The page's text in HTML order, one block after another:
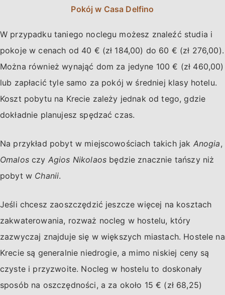
Pokój w Casa Delfino
W przypadku taniego noclegu możesz znaleźć studia i
pokoje w cenach od 40 € (zł 184,00) do 60 € (zł 276,00).
Można również wynająć dom za jedyne 100 € (zł 460,00)
lub zapłacić tyle samo za pokój w średniej klasy hotelu.
Koszt pobytu na Krecie zależy jednak od tego, gdzie
dokładnie planujesz spędzać czas.
Na przykład pobyt w miejscowościach takich jak Anogia,
Omalosczy Agios Nikolaos będzie znacznie tańszy niż
pobyt w Chanii.
Jeśli chcesz zaoszczędzić jeszcze więcej na kosztach
zakwaterowania, rozważ nocleg w hostelu, który
zazwyczaj znajduje się w większych miastach. Hostele na
Krecie są generalnie niedrogie, a mimo niskiej ceny są
czyste i przyzwoite. Nocleg w hostelu to doskonały
sposób na oszczędności, a za około 15 € (zł 68,25)